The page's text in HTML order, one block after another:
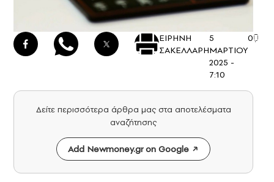
ΕΙΡΗΝΗ
ΣΑΚΕΛΛΑΡΗ
5
ΜΑΡΤΙΟΥ
2025 -
7:10
0
Δείτε περισσότερα άρθρα μας στα αποτελέσματα
αναζήτησης
Add Newmoney.gr on Google